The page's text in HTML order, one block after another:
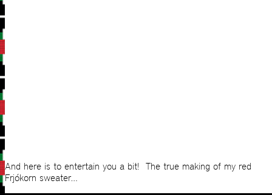
And here is to entertain you a bit! The true making of my red
Frjókorn sweater…